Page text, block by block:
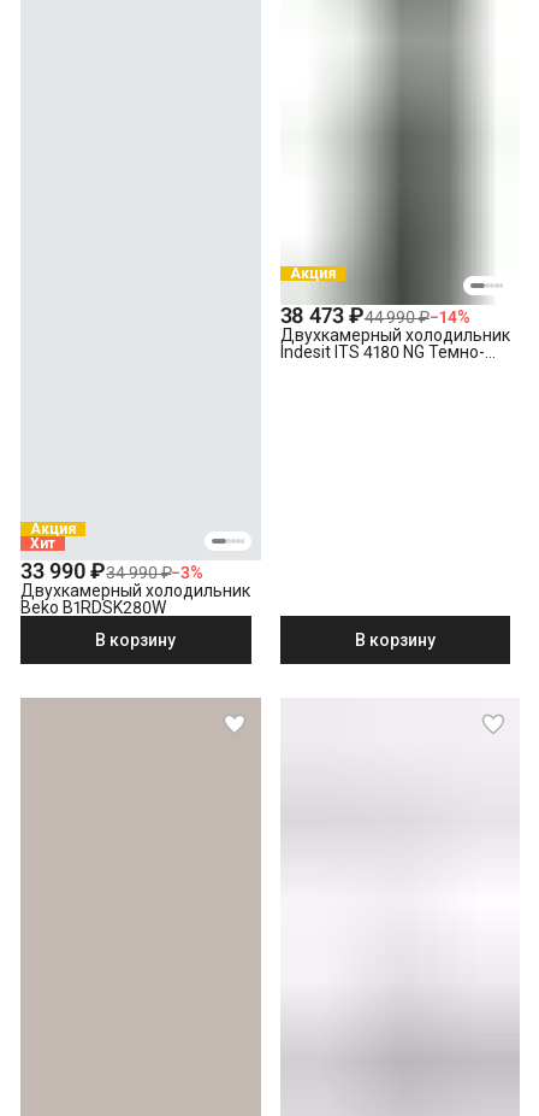
Акция
Хит
33 990 ₽34 990 ₽−3%
Двухкамерный холодильник
Beko B1RDSK280W
В корзину
Акция
38 473 ₽44 990 ₽−14%
Двухкамерный холодильник
Indesit ITS 4180 NG Темно-
В корзину